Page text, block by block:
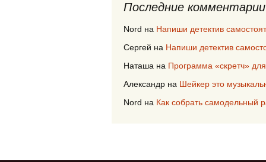
Последние комментарии
Nord на Напиши детектив
Сергей на Напиши детектив
Наташа на Программа «скретч»
Александр на Шейкер это
Nord на Как собрать самодельный